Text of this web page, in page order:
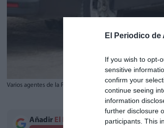
El Periodico de
If you wish to opt-
sensitive
confirm your
continue seeing
information
further disclosure
participants. This
Varios agentes de la Policía Nacional, junto a un furgón
Añadir El Periodico de Aquícomo